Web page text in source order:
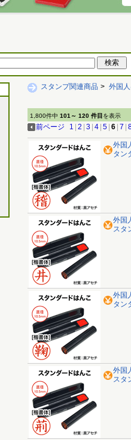
スタンプ関連商品 > 外国
1,800件中 101～ 120 件目 を表示
前ページ 1 2 3 4 5 6 7
外国
タン
外国
スタ
外国
タン
外国
スタ